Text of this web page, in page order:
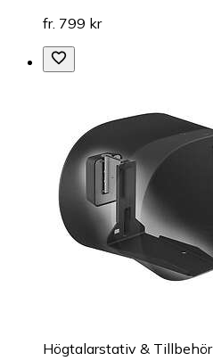
fr. 799 kr
Högtalarstativ & Tillbehör